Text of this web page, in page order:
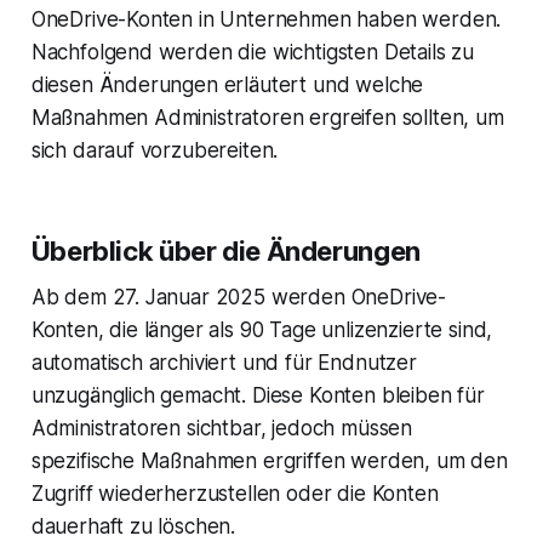
OneDrive-Konten in Unternehmen haben werden.
Nachfolgend werden die wichtigsten Details zu
diesen Änderungen erläutert und welche
Maßnahmen Administratoren ergreifen sollten, um
sich darauf vorzubereiten.
Überblick über die Änderungen
Ab dem 27. Januar 2025 werden OneDrive-
Konten, die länger als 90 Tage unlizenzierte sind,
automatisch archiviert und für Endnutzer
unzugänglich gemacht. Diese Konten bleiben für
Administratoren sichtbar, jedoch müssen
spezifische Maßnahmen ergriffen werden, um den
Zugriff wiederherzustellen oder die Konten
dauerhaft zu löschen.